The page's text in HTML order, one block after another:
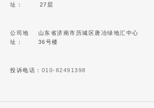
址：
27层
公司地
址：
山东省济南市历城区唐冶绿地汇中心
36号楼
投诉电话： 010-82491398